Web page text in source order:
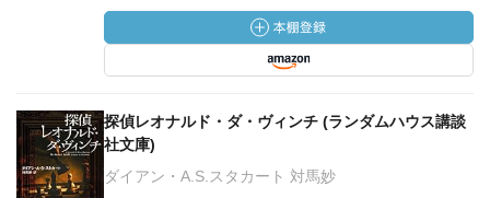
探偵レオナルド・ダ・ヴィンチ (ランダムハウス講談
社文庫)
ダイアン・A.S.スタカート 対馬妙